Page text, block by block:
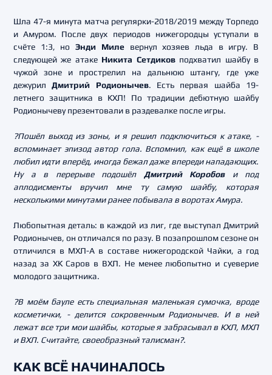
Шла 47-я минута матча регулярки-2018/2019 между Торпедо
и Амуром. После двух периодов нижегородцы уступали в
счёте 1:3, ноЭнди Милевернул хозяев льда в игру. В
следующей же атаке Никита Сетдиковподхватил шайбу в
чужой зоне и прострелил на дальнюю штангу, где уже
дежурилДмитрий Родионычев. Есть первая шайба 19-
летнего защитника в КХЛ! По традиции дебютную шайбу
Родионычеву презентовали в раздевалке после игры.
?Пошёл выход из зоны, и я решил подключиться к атаке, -
вспоминает эпизод автор гола. Вспомнил, как ещё в школе
любил идти вперёд, иногда бежал даже впереди нападающих.
Ну а в перерыве подошёл Дмитрий Коробови под
аплодисменты вручил мне ту самую шайбу, которая
несколькими минутами ранее побывала в воротах Амура.
Любопытная деталь: в каждой из лиг, где выступал Дмитрий
Родионычев, он отличался по разу. В позапрошлом сезоне он
отличился в МХЛ-А в составе нижегородской Чайки, а год
назад за ХК Саров в ВХЛ. Не менее любопытно и суеверие
молодого защитника.
?В моём бауле есть специальная маленькая сумочка, вроде
косметички, - делится сокровенным Родионычев. И в ней
лежат все три мои шайбы, которые я забрасывал в КХЛ, МХЛ
и ВХЛ. Считайте, своеобразный талисман?.
КАК ВСЁ НАЧИНАЛОСЬ